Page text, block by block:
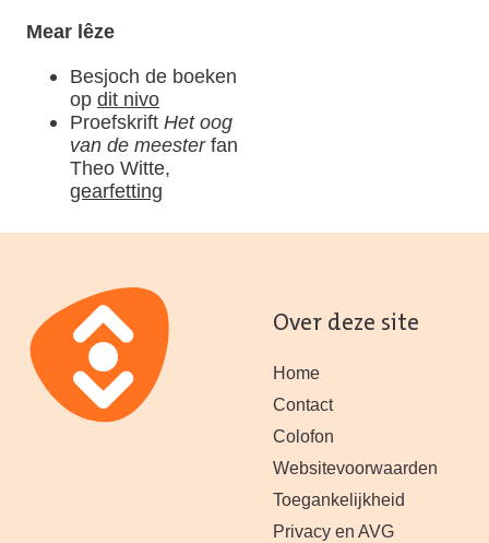
Mear lêze
Besjoch de boeken
op dit nivo
Proefskrift Het oog
van de meesterfan
Theo Witte,
gearfetting
Over deze site
Home
Contact
Colofon
Websitevoorwaarden
Toegankelijkheid
Privacy en AVG